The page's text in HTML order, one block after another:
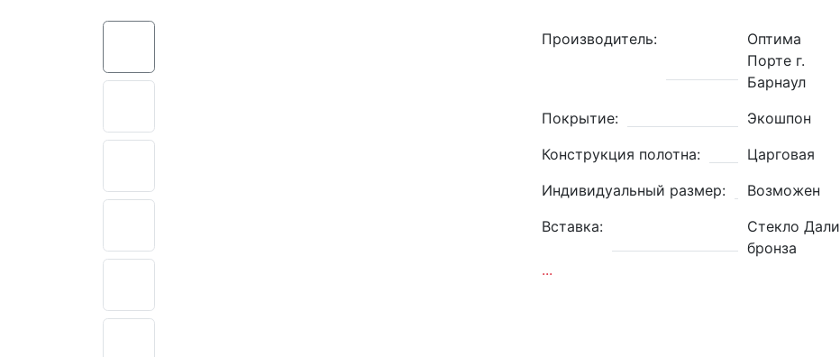
Производитель:
Оптима
Порте г.
Барнаул
Покрытие:
Экошпон
Конструкция полотна:
Царговая
Индивидуальный размер:
Возможен
Вставка:
Стекло Дали
бронза
...